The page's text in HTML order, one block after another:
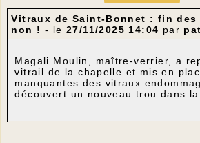
Vitraux de Saint-Bonnet : fin des
non ! - le 27/11/2025 14:04 par
Magali Moulin, maître-verrier, a
vitrail de la chapelle et mis en
manquantes des vitraux
découvert un nouveau trou dans
au-dessus de la porte d'entrée
protection. Un effet de la tempête